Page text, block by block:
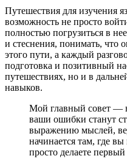
Путешествия для изучения
возможность не просто
полностью погрузиться в
и стеснения, понимать, что
этого пути, а каждый
подготовка и позитивный
путешествиях, но и в
навыков.
Мой главный совет —
ваши ошибки станут
выражению мыслей,
начинается там, где вы
просто делаете первый